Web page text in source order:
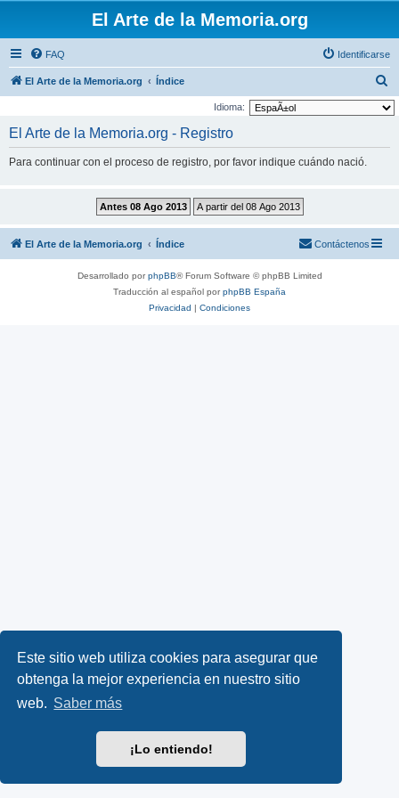
Este sitio web utiliza cookies para asegurar que
obtenga la mejor experiencia en nuestro sitio
web. Saber más
¡Lo entiendo!
El Arte de la Memoria.org
FAQ Identificarse
El Arte de la Memoria.org Índice
u
Idioma:
El Arte de la Memoria.org - Registro
Para continuar con el proceso de registro, por favor indique cuándo nació.
El Arte de la Memoria.org Índice Contáctenos
Desarrollado porphpBB® Forum Software © phpBB Limited
Traducción al español porphpBB España
Privacidad | Condiciones